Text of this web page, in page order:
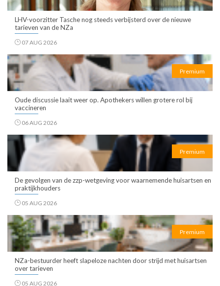
LHV-voorzitter Tasche nog steeds verbijsterd over de nieuwe
tarieven van de NZa
07 AUG 2026
Premium
Oude discussie laait weer op. Apothekers willen grotere rol bij
vaccineren
06 AUG 2026
Premium
De gevolgen van de zzp-wetgeving voor waarnemende huisartsen en
praktijkhouders
05 AUG 2026
Premium
NZa-bestuurder heeft slapeloze nachten door strijd met huisartsen
over tarieven
05 AUG 2026